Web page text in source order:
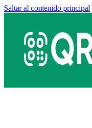
Saltar al contenido principal